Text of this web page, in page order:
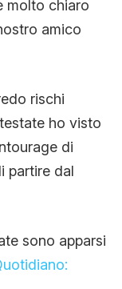
molto chiaro
amico
rischi
ho visto
di
partire dal
sono apparsi